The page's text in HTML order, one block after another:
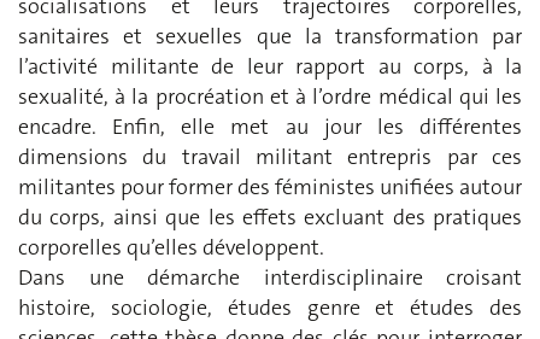
socialisations et leurs trajectoires corporelles,
sanitaires et sexuelles que la transformation par
l’activité militante de leur rapport au corps, à la
sexualité, à la procréation et à l’ordre médical qui les
encadre. Enfin, elle met au jour les différentes
dimensions du travail militant entrepris par ces
militantes pour former des féministes unifiées autour
du corps, ainsi que les effets excluant des pratiques
corporelles qu’elles développent.
Dans une démarche interdisciplinaire croisant
histoire, sociologie, études genre et études des